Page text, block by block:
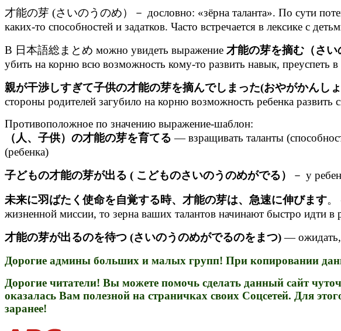
才能の芽 (さいのうのめ）－ дословно: «зёрна таланта». По сути
каких-то способностей и задатков. Часто встречается в лексике с
В 日本語総まとめ можно увидеть выражение 才能の芽を摘む（さい
убить на корню всю возможность кому-то развить навык, преуспеть в
親が干渉しすぎて子供の才能の芽を摘んでしまった(おやがかんし
стороны родителей загубило на корню возможность ребенка развить
Противоположное по значению выражение-шаблон:
（人、子供）の才能の芽を育てる — взращивать таланты
(ребенка)
子どもの才能の芽が出る ( こどものさいのうのめがでる）
－ у
未来に羽ばたく使命を自覚する時、才能の芽は、急速に伸びます。
жизненной миссии, то зерна ваших талантов начинают быстро идти в
才能の芽が出るのを待つ (さいのうのめがでるのをまつ)— ожидать,
Дорогие админы больших и малых групп! При копировании
Дорогие читатели! Вы можете помочь сделать данный сайт
оказалась Вам полезной на страничках своих Соцсетей. Для
заранее!